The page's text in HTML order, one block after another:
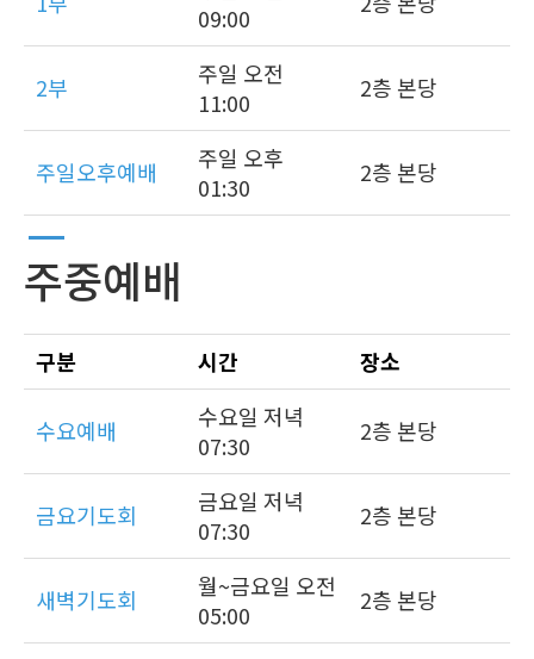
09:00
2부
주일 오전
11:00
2층 본당
주일오후예배
주일 오후
01:30
2층 본당
주중예배
구분 시간 장소
수요예배
수요일 저녁
07:30
2층 본당
금요기도회
금요일 저녁
07:30
2층 본당
새벽기도회
월~금요일 오전
05:00
2층 본당